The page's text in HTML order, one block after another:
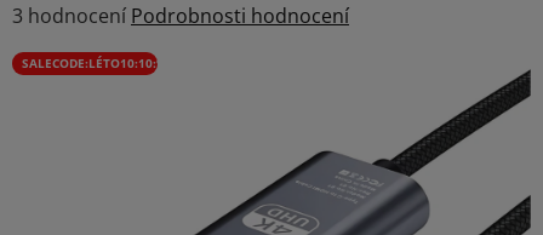
Průměrné
hodnocení
produktu
3 hodnocení Podrobnosti hodnocení
SALECODE:LÉTO10:10:%